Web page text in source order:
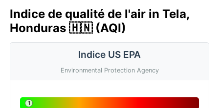
Indice de qualité de l'air in Tela,
Honduras 🇭🇳 (AQI)
Indice US EPA
Environmental Protection Agency
1